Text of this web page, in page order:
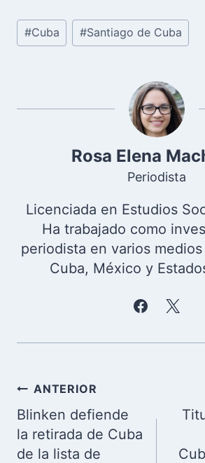
Etiquetas
de
#Cuba #Santiago de Cuba
Rosa Elena
Periodista
Licenciada en Estudios
Ha trabajado como
periodista en varios
Cuba, México y
Navegación
de
entradas
ANTERIOR
Blinken defiende
la retirada de Cuba
de la lista de